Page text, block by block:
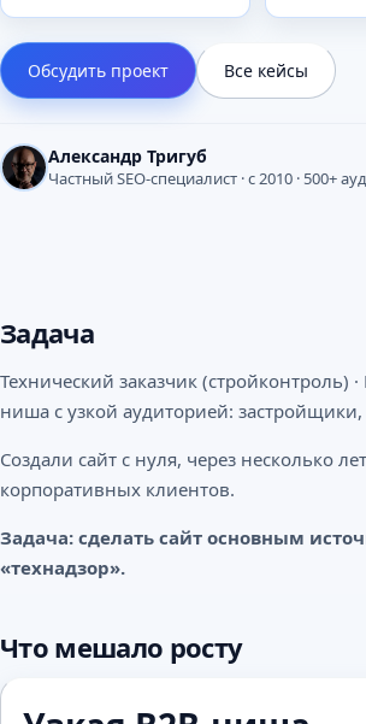
Обсудить проект Все кейсы
Александр Тригуб
Частный SEO-специалист · с 2010 · 500+
Задача
Технический заказчик
ниша с узкой аудиторией:
Создали сайт с нуля, через несколько
корпоративных клиентов.
Задача: сделать сайт основным
«технадзор».
Что мешало росту